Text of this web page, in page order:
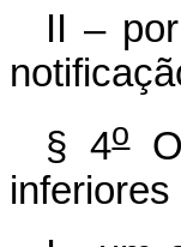
II –
§ 4o
inferiores